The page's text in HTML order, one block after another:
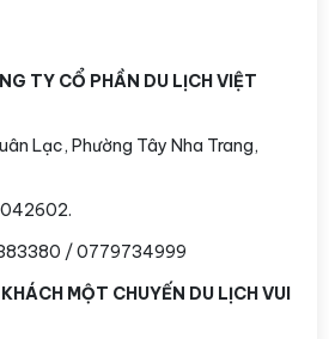
TY CỔ PHẦN DU LỊCH VIỆT
Lạc, Phường Tây Nha Trang,
/ 0779734999
MỘT CHUYẾN DU LỊCH VUI